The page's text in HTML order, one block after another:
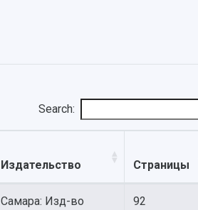
Search:
Издательство Страницы
Самара: Изд-во
92